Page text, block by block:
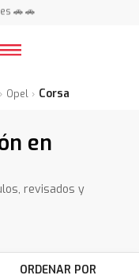
⭐
⭐
Opel Corsa
en
revisados y
ORDENAR POR